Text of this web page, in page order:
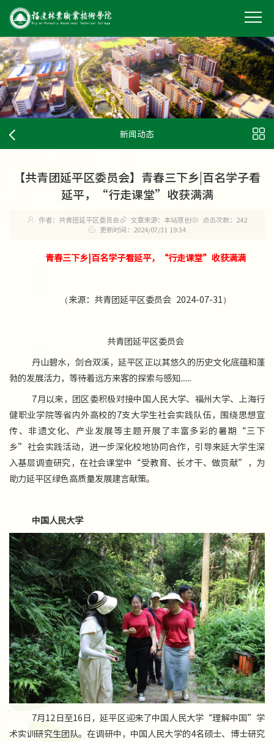
新闻动态
【共青团延平区委员会】青春三下乡|百名学子看
延平，“行走课堂”收获满满
作者：共青团延平区委员会 文章来源：本站原创 点击次数： 242
更新时间：2024/07/31 19:34
青春三下乡|百名学子看延平，“行走课堂”收获满满
（来源：共青团延平区委员会 2024-07-31）
共青团延平区委员会
丹山碧水，剑合双溪，延平区正以其悠久的历史文化底蕴和蓬
勃的发展活力，等待着远方来客的探索与感知......
7月以来，团区委积极对接中国人民大学、福州大学、上海行
健职业学院等省内外高校的7支大学生社会实践队伍，围绕思想宣
传、非遗文化、产业发展等主题开展了丰富多彩的暑期“三下
乡”社会实践活动，进一步深化校地协同合作，引导来延大学生深
入基层调查研究，在社会课堂中“受教育、长才干、做贡献”，为
助力延平区绿色高质量发展建言献策。
中国人民大学
7月12日至16日，延平区迎来了中国人民大学“理解中国”学
术实训研究生团队。在调研中，中国人民大学的4名硕士、博士研究